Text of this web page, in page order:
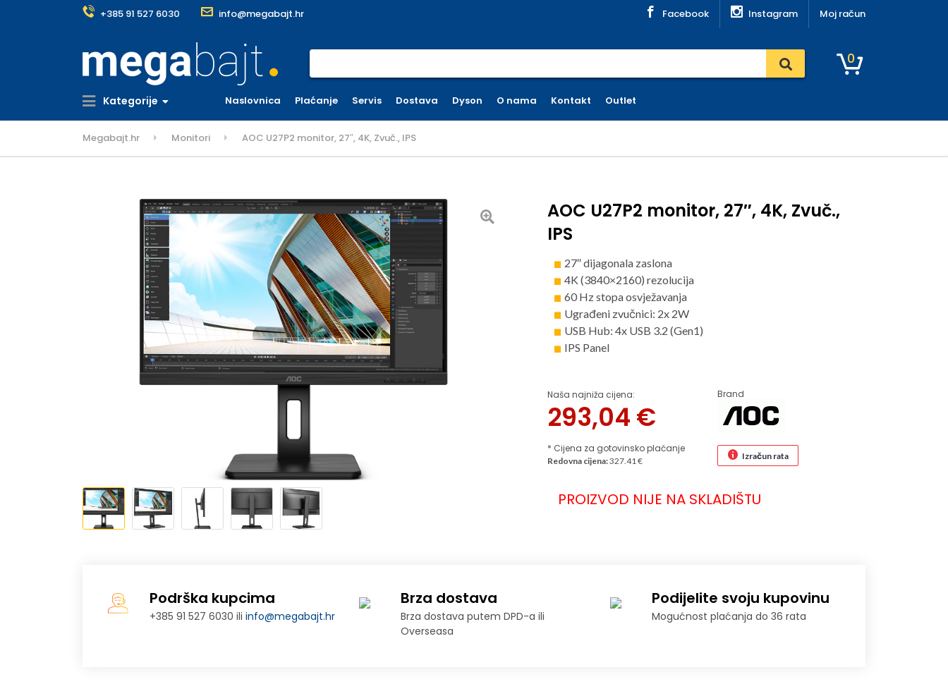
+385 91 527 6030 info@megabajt.hr Facebook Instagram Moj račun
0
Kategorije Naslovnica Plaćanje Servis Dostava Dyson O nama Kontakt Outlet
Megabajt.hr Monitori AOC U27P2 monitor, 27″, 4K, Zvuč., IPS
AOC U27P2 monitor, 27″, 4K, Zvuč.,
IPS
27″ dijagonala zaslona
4K (3840×2160) rezolucija
60 Hz stopa osvježavanja
Ugrađeni zvučnici: 2x 2W
USB Hub: 4x USB 3.2 (Gen1)
IPS Panel
Naša najniža cijena:
293,04 €
* Cijena za gotovinsko plaćanje
Brand
Redovna cijena:327.41 € Izračun rata
PROIZVOD NIJE NA SKLADIŠTU
Podrška kupcima
+385 91 527 6030 iliinfo@megabajt.hr
Brza dostava
Brza dostava putem DPD-a ili
Overseasa
Podijelite svoju kupovinu
Mogućnost plaćanja do 36 rata